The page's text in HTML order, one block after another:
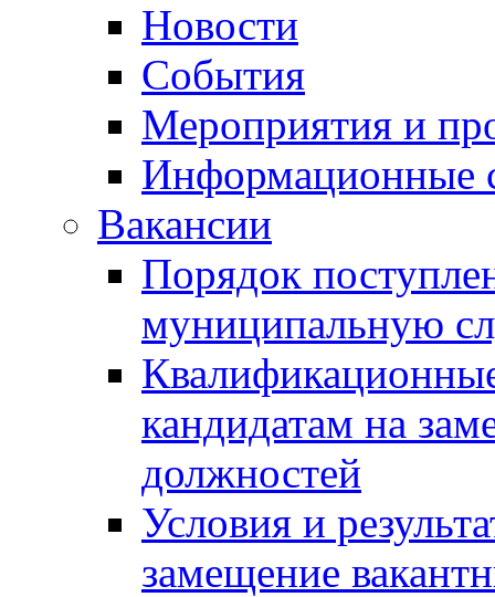
Новости
События
Мероприятия и
Информационные
Вакансии
Порядок
муниципальную
кандидатам на
должностей
Условия и
замещение